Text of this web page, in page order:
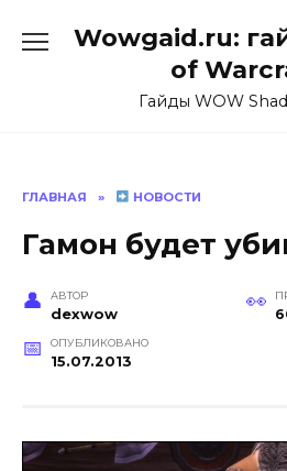
Wowgaid.ru:
of
Гайды WOW
ГЛАВНАЯ » НОВОСТИ
Гамон будет
АВТОР
dexwow
ОПУБЛИКОВАНО
15.07.2013